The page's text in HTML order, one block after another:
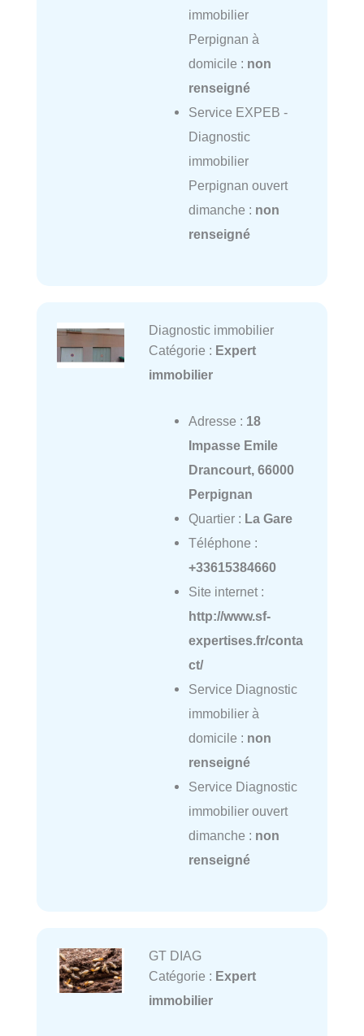
immobilier
Perpignan à
domicile : non
renseigné
Service EXPEB -
Diagnostic
immobilier
Perpignan ouvert
dimanche : non
renseigné
Diagnostic immobilier
Catégorie : Expert
immobilier
Adresse : 18
Impasse Emile
Drancourt, 66000
Perpignan
Quartier : La Gare
Téléphone :
+33615384660
Site internet :
http://www.sf-
expertises.fr/conta
ct/
Service Diagnostic
immobilier à
domicile : non
renseigné
Service Diagnostic
immobilier ouvert
dimanche : non
renseigné
GT DIAG
Catégorie : Expert
immobilier